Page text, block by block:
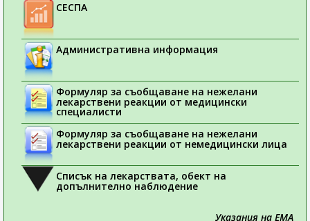
СЕСПА
Административна информация
Формуляр за съобщаване на нежелани
лекарствени реакции от медицински
специалисти
Формуляр за съобщаване на нежелани
лекарствени реакции от немедицински лица
Списък на лекарствата, обект на
допълнително наблюдение
Указания на ЕМА